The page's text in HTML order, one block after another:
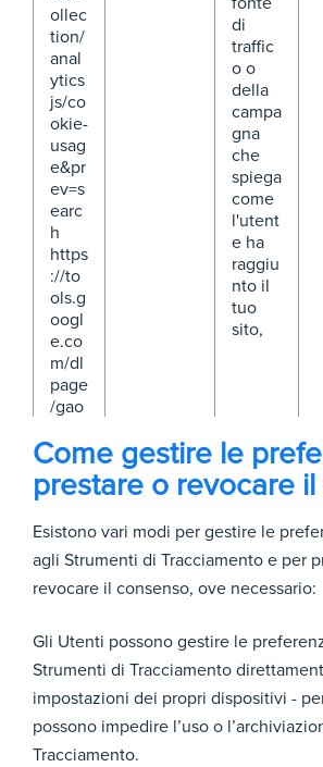
ollec
tion/
anal
ytics
js/co
okie-
usag
e&pr
ev=s
earc
h
https
://to
ols.g
oogl
e.co
m/dl
page
/gao
t
di
traffic
o o
della
campa
gna
che
spiega
come
l'utent
e ha
raggiu
nto il
tuo
sito,
Goo
gle
ords
http:
//ww
ogle.
com/
intl/i
Come gestire le
prestare o revocare
Esistono vari modi per gestire le
agli Strumenti di Tracciamento e per
revocare il consenso, ove necessario:
Gli Utenti possono gestire le
Strumenti di Tracciamento
impostazioni dei propri dispositivi -
possono impedire l’uso o
Tracciamento.